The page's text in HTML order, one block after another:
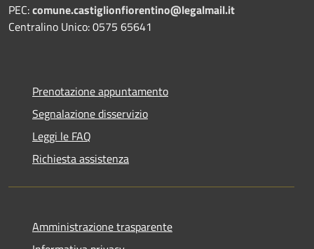
PEC:comune.castiglionfiorentino@legalmail.it
Centralino Unico: 0575 65641
Prenotazione appuntamento
Segnalazione disservizio
Leggi le FAQ
Richiesta assistenza
Amministrazione trasparente